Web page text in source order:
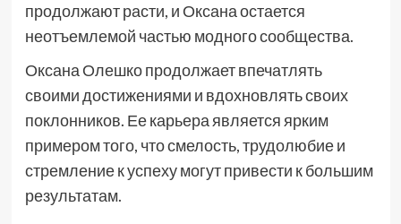
продолжают расти, и Оксана остается
неотъемлемой частью модного сообщества.
Оксана Олешко продолжает впечатлять
своими достижениями и вдохновлять своих
поклонников. Ее карьера является ярким
примером того, что смелость, трудолюбие и
стремление к успеху могут привести к большим
результатам.